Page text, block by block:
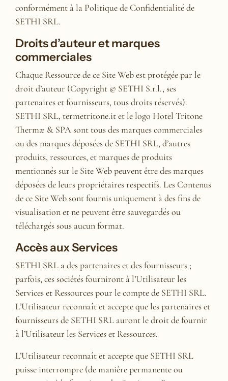
conformément à la Politique de Confidentialité de
SETHI SRL.
Droits d’auteur et marques
commerciales
Chaque Ressource de ce Site Web est protégée par le
droit d’auteur (Copyright © SETHI S.r.l., ses
partenaires et fournisseurs, tous droits réservés).
SETHI SRL, termetritone.it et le logo Hotel Tritone
Thermæ & SPA sont tous des marques commerciales
ou des marques déposées de SETHI SRL, d’autres
produits, ressources, et marques de produits
mentionnés sur le Site Web peuvent être des marques
déposées de leurs propriétaires respectifs. Les Contenus
de ce Site Web sont fournis uniquement à des fins de
visualisation et ne peuvent être sauvegardés ou
téléchargés sous aucun format.
Accès aux Services
SETHI SRL a des partenaires et des fournisseurs ;
parfois, ces sociétés fourniront à l’Utilisateur les
Services et Ressources pour le compte de SETHI SRL.
L’Utilisateur reconnaît et accepte que les partenaires et
fournisseurs de SETHI SRL auront le droit de fournir
à l’Utilisateur les Services et Ressources.
L’Utilisateur reconnaît et accepte que SETHI SRL
puisse interrompre (de manière permanente ou